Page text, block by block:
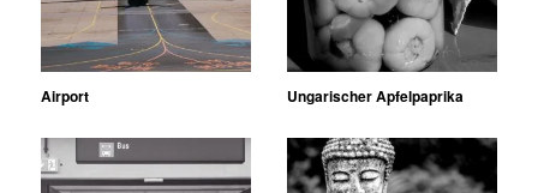
Airport Ungarischer Apfelpaprika